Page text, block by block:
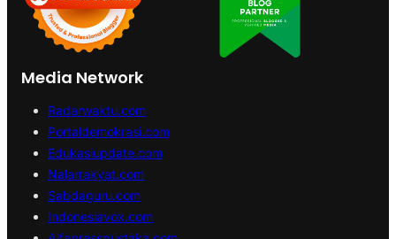
Media Network
Radarwaktu.com
Portaldemokrasi.com
Edukasiupdate.com
Nalarrakyat.com
Sabdaguru.com
Indonesiavox.com